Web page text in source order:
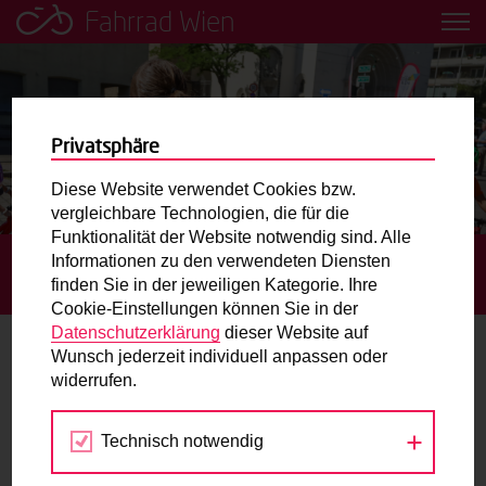
Fahrrad Wien
Leih dir einfach ein Transportfahrrad in deiner Nähe aus!
Mobilitätsbildung für Kinder und
Jugendliche
Radweg-Projektkarte
Routenplaner
Mit dem Fahrrad in Wien unterwegs? Hier finden Sie die
beste Route.
Wunschbox
Sie haben ein Anliegen zum Radverkehr? Schreiben Sie
STARTSEITE TERMINE
GRATIS RADFAHRTRAINING AM
RADMOTORIKPARK KAISERMÜHLEN
21.
JUN
2026
Privatsphäre
Diese Website verwendet Cookies bzw.
vergleichbare Technologien, die für die
Funktionalität der Website notwendig sind. Alle
Informationen zu den verwendeten Diensten
finden Sie in der jeweiligen Kategorie. Ihre
Cookie-Einstellungen können Sie in der
Datenschutzerklärung dieser Website auf
Wunsch jederzeit individuell anpassen oder
widerrufen.
Technisch notwendig